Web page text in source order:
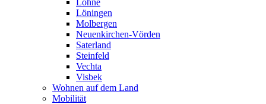
Lohne
Löningen
Molbergen
Neuenkirchen-Vörden
Saterland
Steinfeld
Vechta
Visbek
Wohnen auf dem Land
Mobilität